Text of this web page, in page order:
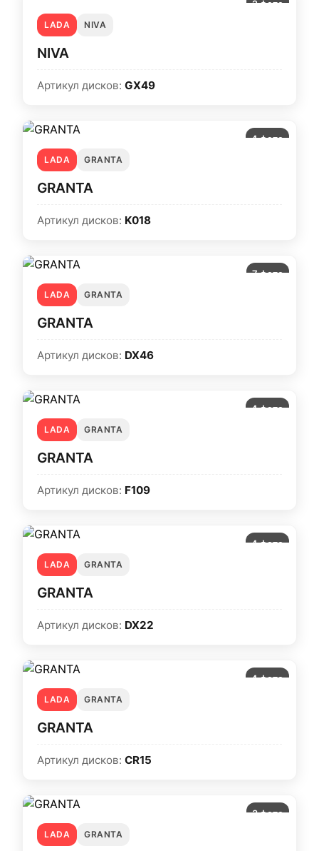
2 фото
LADA
NIVA
NIVA
Артикул дисков: GX49
4 фото
LADA
GRANTA
GRANTA
Артикул дисков: K018
7 фото
LADA
GRANTA
GRANTA
Артикул дисков: DX46
4 фото
LADA
GRANTA
GRANTA
Артикул дисков: F109
4 фото
LADA
GRANTA
GRANTA
Артикул дисков: DX22
4 фото
LADA
GRANTA
GRANTA
Артикул дисков: CR15
3 фото
LADA
GRANTA